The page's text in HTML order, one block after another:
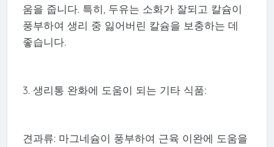
움을 줍니다. 특히, 두유는 소화가 잘되고 칼슘이
풍부하여 생리 중 잃어버린 칼슘을 보충하는 데
좋습니다.
3. 생리통 완화에 도움이 되는 기타 식품:
견과류: 마그네슘이 풍부하여 근육 이완에 도움을